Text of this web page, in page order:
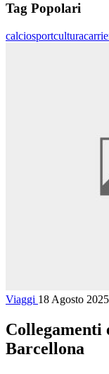
Tag Popolari
calciosportcultura
Viaggi 18 Agosto 2025
Collegamenti
Barcellona